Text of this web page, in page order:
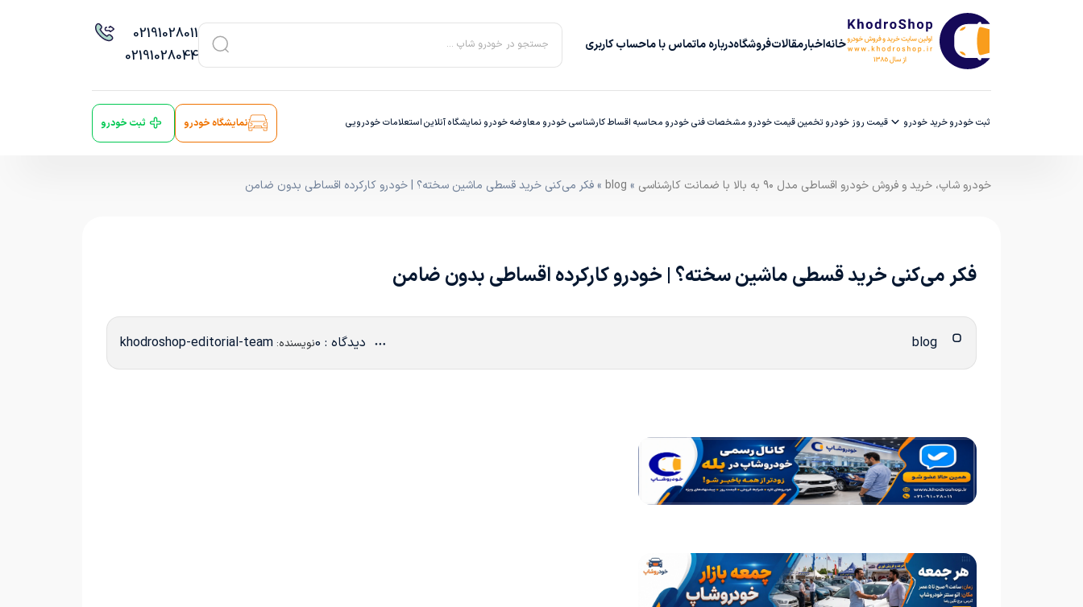
خانهاخبارمقالاتفروشگاهدرباره‌ ماتماس با ماحساب کاربری جستجو در خودرو شاپ ...
02191028011
02191028044
ثبت خودروخرید خودرو قیمت روز خودرو تخمین قیمت خودرو مشخصات فنی خودرو محاسبه اقساطکارشناسی خودرو معاوضه خودرو نمایشگاه آنلایناستعلامات خودرویی نمایشگاه خودرو ثبت خودرو
خودرو شاپ، خرید و فروش خودرو اقساطی مدل ۹۰ به بالا با ضمانت کارشناسی »
blog » فکر می‌کنی خرید قسطی ماشین سخته؟ | خودرو کارکرده اقساطی بدون ضامن
فکر می‌کنی خرید قسطی ماشین سخته؟ | خودرو کارکرده اقساطی بدون ضامن
دیدگاه : 0 نویسنده: khodroshop-editorial-team